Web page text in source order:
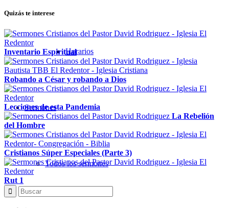
Horarios
Sermones
Todos los sermones
Quizás te interese
Inventario Espiritual
Robando a César y robando a Dios
Lecciones de esta Pandemia
La Rebelión
del Hombre
Cristianos Súper Especiales (Parte 3)
Rut 1